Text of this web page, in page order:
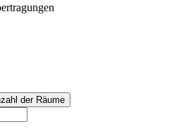
der Räume